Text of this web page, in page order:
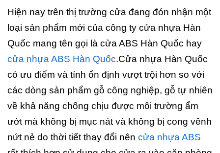
Hiện nay trên thị trường cửa đang đón nhận một
loại sản phẩm mới của công ty cửa nhựa Hàn
Quốc mang tên gọi là cửa ABS Hàn Quốc hay
cửa nhựa ABS Hàn Quốc.Cửa nhựa Hàn Quốc
có ưu điểm và tính ổn định vượt trội hơn so với
các dòng sản phẩm gỗ công nghiệp, gỗ tự nhiên
về khả năng chống chịu được môi trường ẩm
ướt mà không bị mục nát và không bị cong vênh
nứt nẻ do thời tiết thay đổi nên cửa nhựa ABS